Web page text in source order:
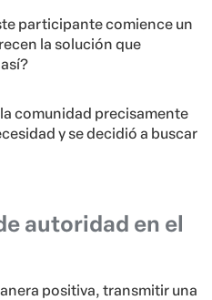
participante comience un
la solución que
comunidad precisamente
y se decidió a buscar
autoridad en el
positiva, transmitir una